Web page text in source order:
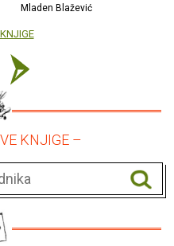
Mladen Blažević
KNJIGE –